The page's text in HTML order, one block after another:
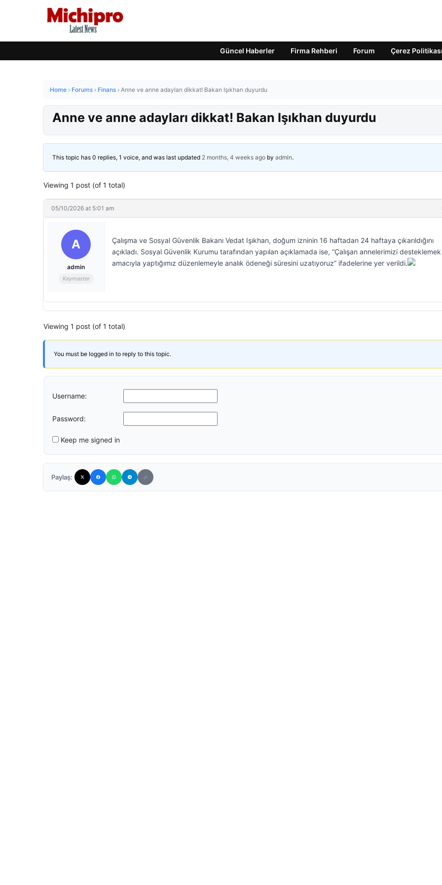
Güncel Haberler Firma Rehberi Forum Çerez Politikası
Home › Forums › Finans › Anne ve anne adayları dikkat! Bakan Işıkhan duyurdu
Anne ve anne adayları dikkat! Bakan Işıkhan duyurdu
This topic has 0 replies, 1 voice, and was last updated 2 months, 4 weeks ago by admin.
Viewing 1 post (of 1 total)
05/10/2026 at 5:01 am
A
admin
Keymaster
Çalışma ve Sosyal Güvenlik Bakanı Vedat Işıkhan, doğum izninin 16 haftadan 24 haftaya çıkarıldığını
açıkladı. Sosyal Güvenlik Kurumu tarafından yapılan açıklamada ise, “Çalışan annelerimizi desteklemek
amacıyla yaptığımız düzenlemeyle analık ödeneği süresini uzatıyoruz” ifadelerine yer verildi.
Viewing 1 post (of 1 total)
You must be logged in to reply to this topic.
Username:
Password:
Keep me signed in
Paylaş: